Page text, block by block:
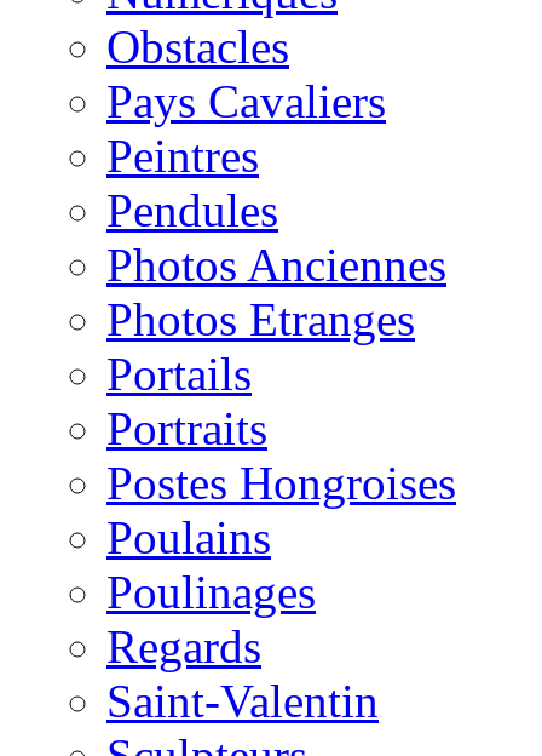
Obstacles
Pays Cavaliers
Peintres
Pendules
Photos Anciennes
Photos Etranges
Portails
Portraits
Postes Hongroises
Poulains
Poulinages
Regards
Saint-Valentin